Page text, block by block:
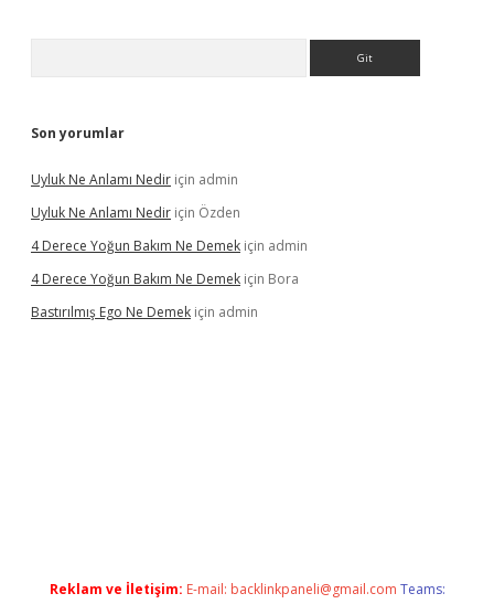
Son yorumlar
Uyluk Ne Anlamı Nedir için admin
Uyluk Ne Anlamı Nedir için Özden
4 Derece Yoğun Bakım Ne Demek için admin
4 Derece Yoğun Bakım Ne Demek için Bora
Bastırılmış Ego Ne Demek için admin
Reklam ve İletişim: E-mail: backlinkpaneli@gmail.com Teams: